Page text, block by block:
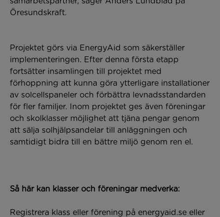
Öresundskraft.
Projektet görs via EnergyAid som säkerställer
implementeringen. Efter denna första etapp
fortsätter insamlingen till projektet med
förhoppning att kunna göra ytterligare installationer
av solcellspaneler och förbättra levnadsstandarden
för fler familjer. Inom projektet ges även föreningar
och skolklasser möjlighet att tjäna pengar genom
att sälja solhjälpsandelar till anläggningen och
samtidigt bidra till en bättre miljö genom ren el.
Så här kan klasser och föreningar medverka:
Registrera klass eller förening på energyaid.se eller